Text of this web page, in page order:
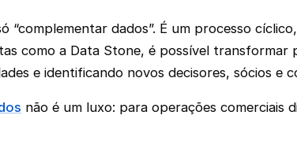
“complementar dados”. É um processo
como a Data Stone, é possível
e identificando novos decisores, sócios e
não é um luxo: para operações comerciais